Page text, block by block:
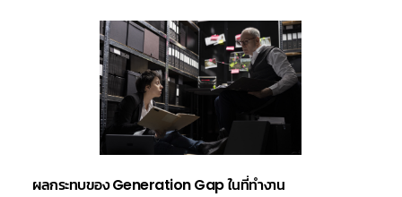
ผลกระทบของ Generation Gap ในที่ทำงาน